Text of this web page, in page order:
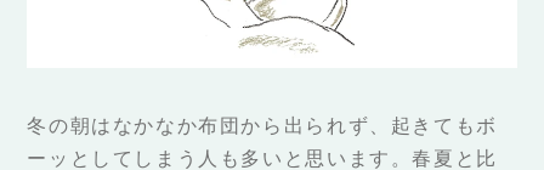
冬の朝はなかなか布団から出られず、起きてもボ
ーッとしてしまう人も多いと思います。春夏と比